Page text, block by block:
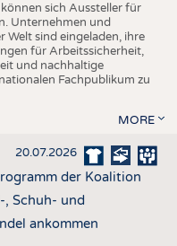
sich Aussteller für
Unternehmen und
Welt sind eingeladen, ihre
für Arbeitssicherheit,
und nachhaltige
Fachpublikum zu
MORE
20.07.2026
der Koalition
, Schuh- und
ankommen